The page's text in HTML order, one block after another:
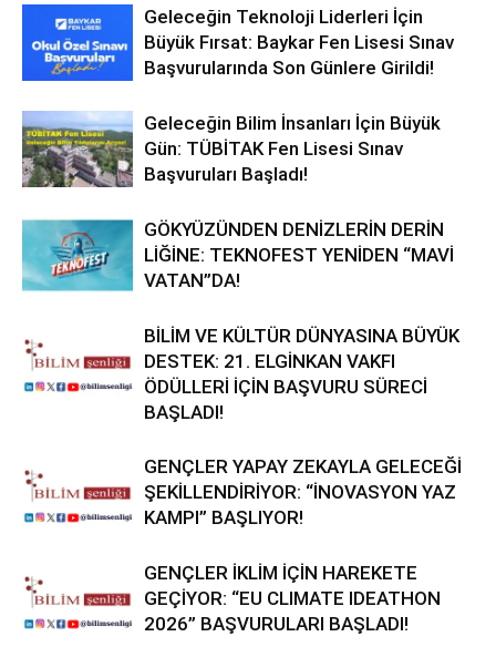
Geleceğin Teknoloji Liderleri İçin
Büyük Fırsat: Baykar Fen Lisesi Sınav
Başvurularında Son Günlere Girildi!
Geleceğin Bilim İnsanları İçin Büyük
Gün: TÜBİTAK Fen Lisesi Sınav
Başvuruları Başladı!
GÖKYÜZÜNDEN DENİZLERİN DERİN
LİĞİNE: TEKNOFEST YENİDEN “MAVİ
VATAN”DA!
BİLİM VE KÜLTÜR DÜNYASINA BÜYÜK
DESTEK: 21. ELGİNKAN VAKFI
ÖDÜLLERİ İÇİN BAŞVURU SÜRECİ
BAŞLADI!
GENÇLER YAPAY ZEKAYLA GELECEĞİ
ŞEKİLLENDİRİYOR: “İNOVASYON YAZ
KAMPI” BAŞLIYOR!
GENÇLER İKLİM İÇİN HAREKETE
GEÇİYOR: “EU CLIMATE IDEATHON
2026” BAŞVURULARI BAŞLADI!